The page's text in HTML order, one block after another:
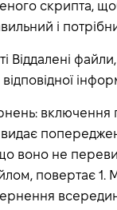
скрипта,
і
Віддалені
включення
видає
воно не
повертає 1.